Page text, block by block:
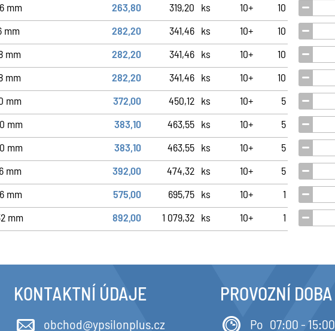
mm 263,80 319,20 ks 10+
10
mm 282,20 341,46 ks 10+
10
mm 282,20 341,46 ks 10+
10
mm 282,20 341,46 ks 10+
10
mm 372,00 450,12 ks 10+
5
mm 383,10 463,55 ks 10+
5
mm 383,10 463,55 ks 10+
5
mm 392,00 474,32 ks 10+
5
mm 575,00 695,75 ks 10+
1
mm 892,00 1 079,32 ks 10+ 1
KONTAKTNÍ ÚDAJE
obchod@ypsilonplus.cz
PROVOZNÍ DOBA
Po 07:00 - 15:00